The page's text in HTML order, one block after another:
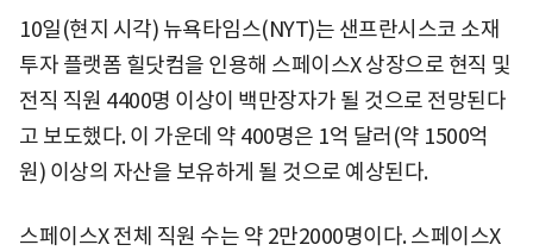
10일(현지 시각) 뉴욕타임스(NYT)는 샌프란시스코 소재
투자 플랫폼 힐닷컴을 인용해 스페이스X 상장으로 현직 및
전직 직원 4400명 이상이 백만장자가 될 것으로 전망된다
고 보도했다. 이 가운데 약 400명은 1억 달러(약 1500억
원) 이상의 자산을 보유하게 될 것으로 예상된다.
스페이스X 전체 직원 수는 약 2만2000명이다. 스페이스X